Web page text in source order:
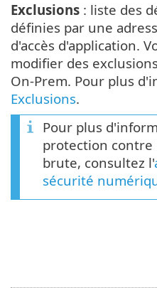
Exclusions : liste des
définies par une
d'accès d'application.
modifier des exclusions
On-Prem. Pour plus
Exclusions.
Pour plus
protection contre
brute, consultez l'
sécurité